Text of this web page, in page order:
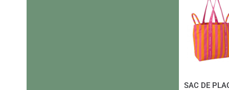
i
n
i
i
a
é
SAC DE